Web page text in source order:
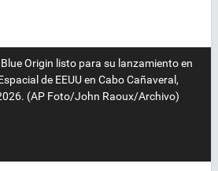
Origin listo para su lanzamiento en
de EEUU en Cabo Cañaveral,
(AP Foto/John Raoux/Archivo)